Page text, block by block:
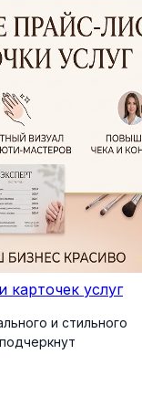
карточек услуг
и стильного